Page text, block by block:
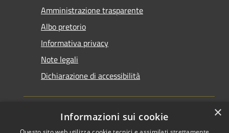
Amministrazione trasparente
Albo pretorio
Informativa privacy
Note legali
Dichiarazione di accessibilità
×
Informazioni sui cookie